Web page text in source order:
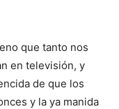
que tanto nos
en televisión, y
de que los
y la ya manida